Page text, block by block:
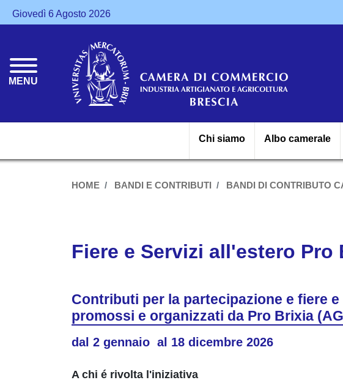
Giovedì 6 Agosto 2026
MENU
Chi siamo Albo camerale
HOME BANDI E CONTRIBUTI BANDI DI CONTRIBUTO
Fiere e Servizi all'estero Pro
Contributi per la partecipazione e fiere
promossi e organizzati da Pro Brixia
dal 2 gennaio al 18 dicembre 2026
A chi é rivolta l'iniziativa